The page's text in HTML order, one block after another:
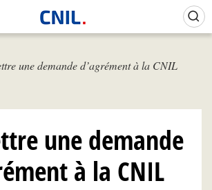
c
u
e
l
C
N
I
L
une demande d’agrément à la CNIL
une demande
à la CNIL
sur les cookies (témoins de connexion)